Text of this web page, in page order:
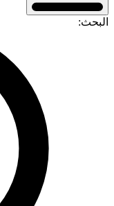
البحث: